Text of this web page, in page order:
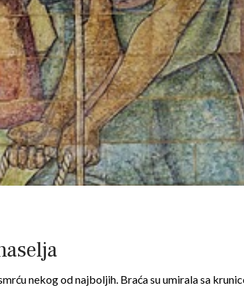
nekog od najboljih. Braća su umirala sa